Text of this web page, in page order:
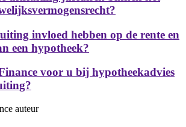
invloed hebben op de rente en
een hypotheek?
voor u bij hypotheekadvies
auteur